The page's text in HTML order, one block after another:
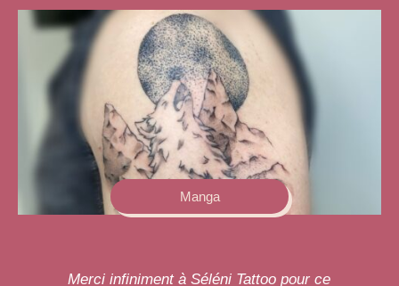
Manga
Un grand merci à ma tatoueuse préférée !